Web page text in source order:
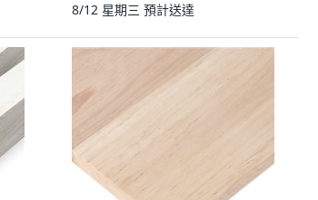
8/12 星期三 預計送達